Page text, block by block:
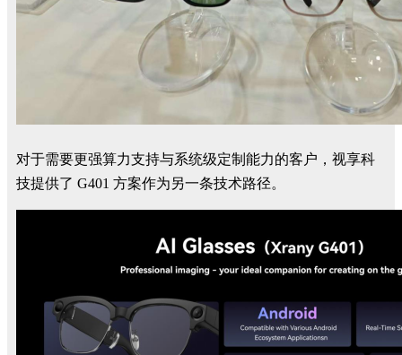
对于需要更强算力支持与系统级定制能力的客户，视享科
技提供了 G401 方案作为另一条技术路径。